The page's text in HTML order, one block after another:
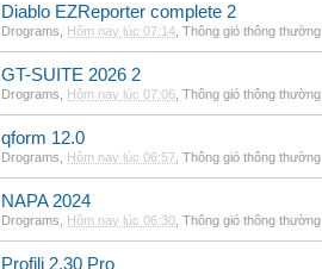
Diablo EZReporter complete 2
Drograms Hôm nay lúc 07:14 Thông gió thông thường
GT-SUITE 2026 2
Drograms Hôm nay lúc 07:06 Thông gió thông thường
qform 12.0
Drograms Hôm nay lúc 06:57 Thông gió thông thường
NAPA 2024
Drograms Hôm nay lúc 06:30 Thông gió thông thường
Profili 2.30 Pro